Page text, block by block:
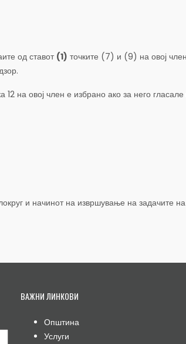
од ставот (1) точките (7) и (9) на овој
12 на овој член е избрано ако за него
и начинот на извршување на задачите
ВАЖНИ ЛИНКОВИ
Општина
Услуги